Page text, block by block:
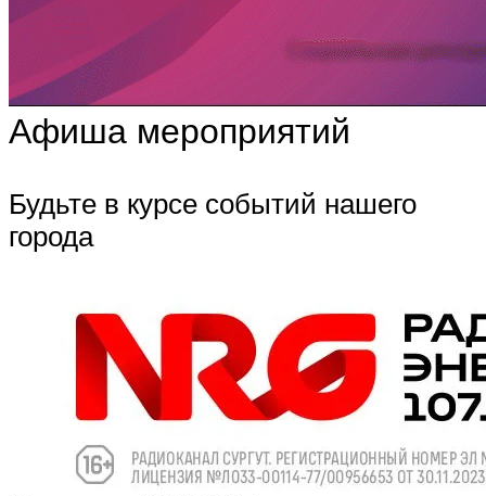
Афиша мероприятий
Будьте в курсе событий нашего
города